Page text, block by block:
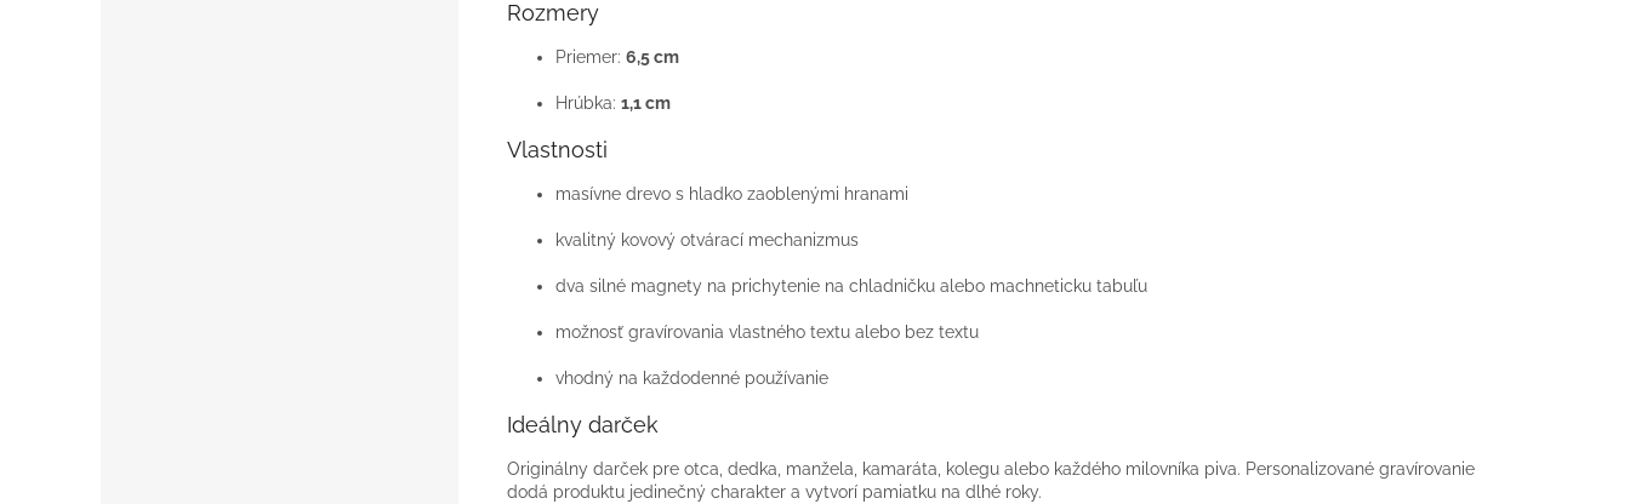
Rozmery
Priemer: 6,5 cm
Hrúbka: 1,1 cm
Vlastnosti
masívne drevo s hladko zaoblenými hranami
kvalitný kovový otvárací mechanizmus
dva silné magnety na prichytenie na chladničku alebo machneticku tabuľu
možnosť gravírovania vlastného textu alebo bez textu
vhodný na každodenné používanie
Ideálny darček
Originálny darček pre otca, dedka, manžela, kamaráta, kolegu alebo každého milovníka piva. Personalizované gravírovanie
dodá produktu jedinečný charakter a vytvorí pamiatku na dlhé roky.